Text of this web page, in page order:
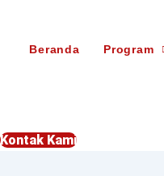
kontenBeranda Program
Kontak Kami